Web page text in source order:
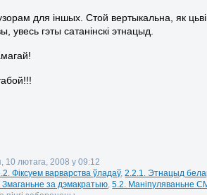
для іншых. Стой вертыкальна, як
увесь гэты сатанінскі этнацыд.
10 лютага, 2008 у 09:12
Фіксуем варварства ўладаў,2.2.1. Этнацыд
Змаганьне за дэмакратыю ,5.2. Маніпуляваньне